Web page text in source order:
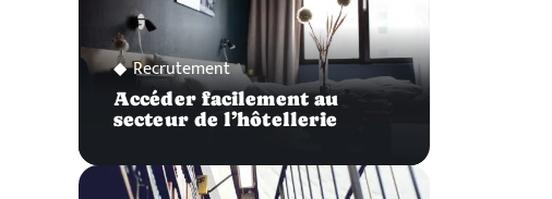
Recrutement
Accéder facilement au
secteur de l’hôtellerie